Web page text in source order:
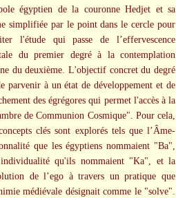
égyptien de la couronne Hedjet et sa
simplifiée par le point dans le cercle pour
l'étude qui passe de l’effervescence
du premier degré à la contemplation
du deuxième. L'objectif concret du degré
parvenir à un état de développement et de
des égrégores qui permet l'accès à la
de Communion Cosmique". Pour cela,
clés sont explorés tels que l’Âme-
que les égyptiens nommaient "Ba",
qu'ils nommaient "Ka", et la
de l’ego à travers un pratique que
médiévale désignait comme le "solve".